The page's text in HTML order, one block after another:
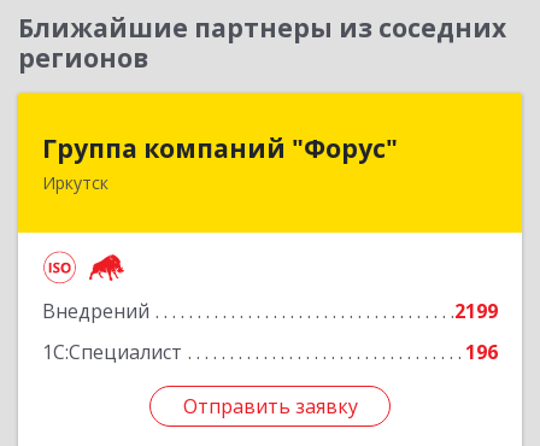
Ближайшие партнеры из соседних
регионов
Группа компаний "Форус"
Иркутск
Внедрений
2199
1С:Специалист
196
Отправить заявку
Группа компаний "Форус"
664007, Иркутская обл, Иркутск г, Ямская ул,
Отправить заявку